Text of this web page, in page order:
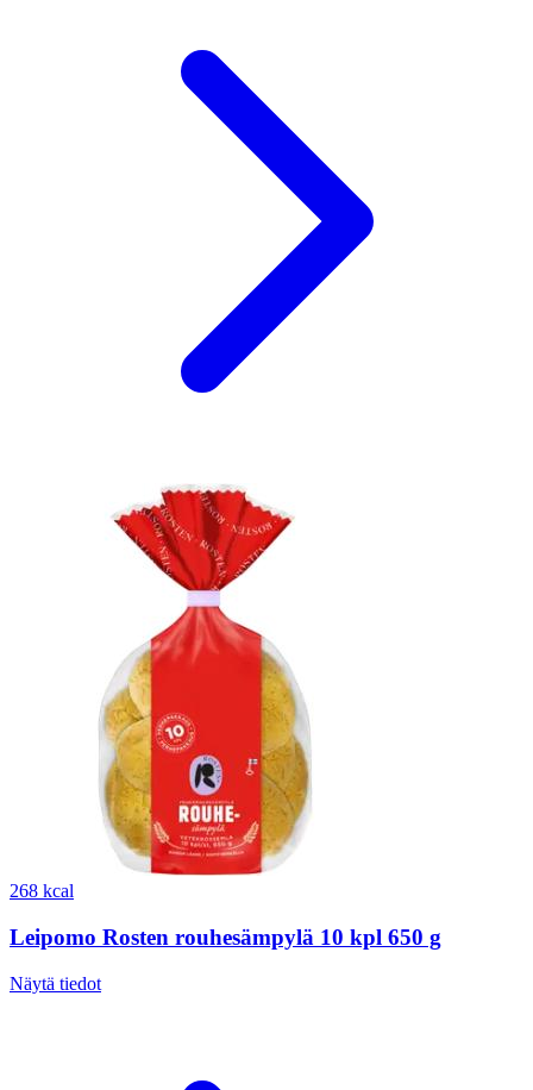
268 kcal
Leipomo Rosten rouhesämpylä 10 kpl 650 g
Näytä tiedot